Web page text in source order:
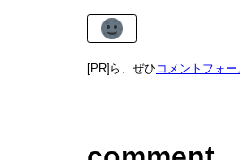
[PR]
感想がありましたら、ぜひコメントフォーム